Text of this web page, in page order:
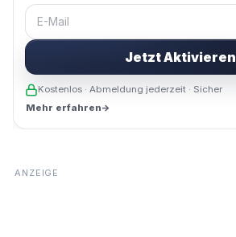
E-Mail
Jetzt Aktivieren
Kostenlos · Abmeldung jederzeit · Sicher
Mehr erfahren→